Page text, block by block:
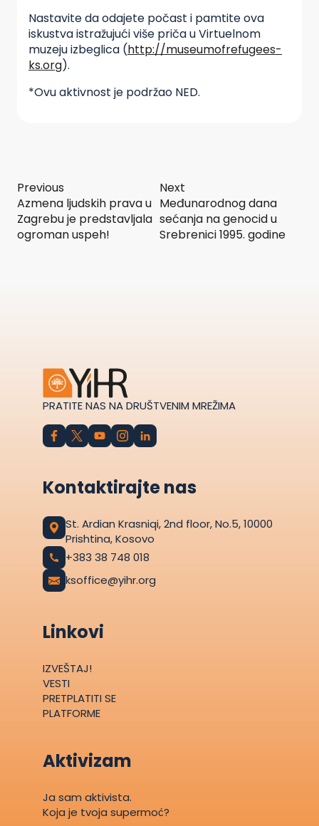
Nastavite da odajete počast i pamtite ova
iskustva istražujući više priča u Virtuelnom
muzeju izbeglica (http://museumofrefugees-
ks.org).
*Ovu aktivnost je podržao NED.
Previous
Azmena ljudskih prava u
Zagrebu je predstavljala
ogroman uspeh!
Next
Međunarodnog dana
sećanja na genocid u
Srebrenici 1995. godine
PRATITE NAS NA DRUŠTVENIM MREŽIMA
Kontaktirajte nas
St. Ardian Krasniqi, 2nd floor, No.5, 10000
Prishtina, Kosovo
+383 38 748 018
ksoffice@yihr.org
Linkovi
IZVEŠTAJ!
VESTI
PRETPLATITI SE
PLATFORME
Aktivizam
Ja sam aktivista.
Koja je tvoja supermoć?